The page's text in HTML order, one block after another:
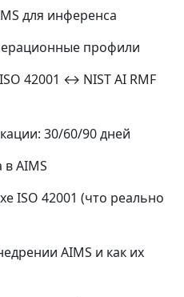
для инференса
профили
42001 ↔ NIST AI RMF
30/60/90 дней
в AIMS
ISO 42001 (что реально
AIMS и как их